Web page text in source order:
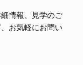
情報、見学のご
お気軽にお問い